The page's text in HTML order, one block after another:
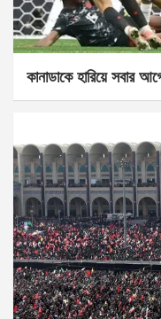
কানাডাকে হারিয়ে সবার